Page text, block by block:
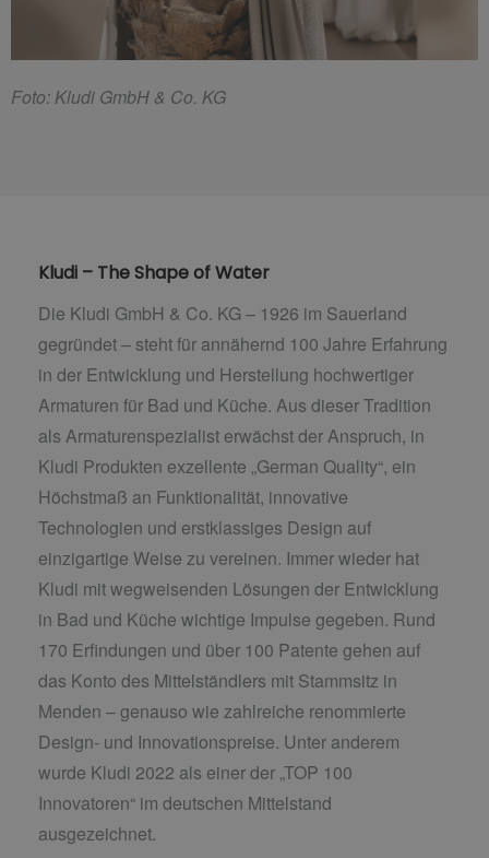
Foto: Kludi GmbH & Co. KG
Kludi – The Shape of Water
Die Kludi GmbH & Co. KG – 1926 im Sauerland
gegründet – steht für annähernd 100 Jahre Erfahrung
in der Entwicklung und Herstellung hochwertiger
Armaturen für Bad und Küche. Aus dieser Tradition
als Armaturenspezialist erwächst der Anspruch, in
Kludi Produkten exzellente „German Quality“, ein
Höchstmaß an Funktionalität, innovative
Technologien und erstklassiges Design auf
einzigartige Weise zu vereinen. Immer wieder hat
Kludi mit wegweisenden Lösungen der Entwicklung
in Bad und Küche wichtige Impulse gegeben. Rund
170 Erfindungen und über 100 Patente gehen auf
das Konto des Mittelständlers mit Stammsitz in
Menden – genauso wie zahlreiche renommierte
Design- und Innovationspreise. Unter anderem
wurde Kludi 2022 als einer der „TOP 100
Innovatoren“ im deutschen Mittelstand
ausgezeichnet.